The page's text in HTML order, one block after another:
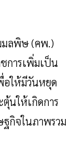
มลพิษ (คพ.)
การเพิ่มเป็น
อให้มีวันหยุด
นให้เกิดการ
ฐกิจในภาพรวม